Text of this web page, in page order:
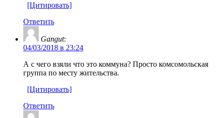
[Цитировать]
Ответить
Gangut:
04/03/2018 в 23:24
А с чего взяли что это коммуна? Просто комсомольская
группа по месту жительства.
[Цитировать]
Ответить